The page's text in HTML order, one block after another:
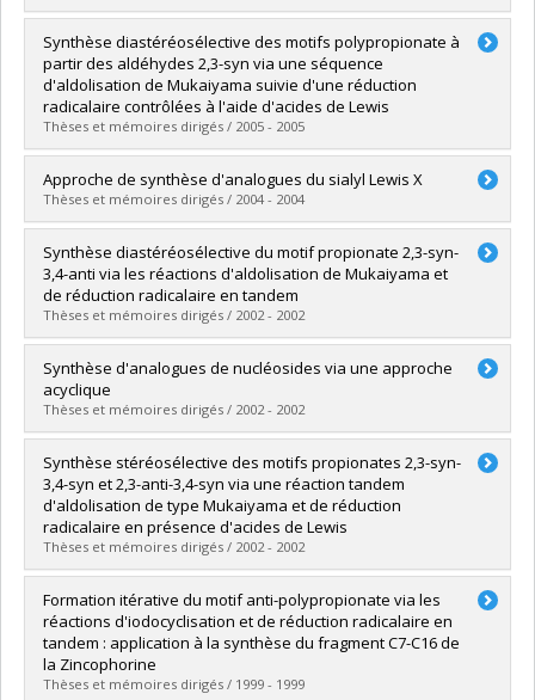
Diplômé(e) :Nguyen, Maud
Cycle :Maîtrise
Diplôme obtenu :M. Sc.
Lien vers le document dans Papyrus
Synthèse diastéréosélective des motifs polypropionate à
partir des aldéhydes 2,3-syn via une séquence
d'aldolisation de Mukaiyama suivie d'une réduction
radicalaire contrôlées à l'aide d'acides de Lewis
Thèses et mémoires dirigés / 2005 - 2005
Diplômé(e) : Brazeau, Jean-François
Cycle : Maîtrise
Diplôme obtenu :M. Sc.
Lien vers le document dans Papyrus
Approche de synthèse d'analogues du sialyl Lewis X
Thèses et mémoires dirigés / 2004 - 2004
Diplômé(e) :Jobin, Donald
Cycle :Maîtrise
Diplôme obtenu :M. Sc.
Lien vers le document dans Papyrus
Synthèse diastéréosélective du motif propionate 2,3-syn-
3,4-anti via les réactions d'aldolisation de Mukaiyama et
de réduction radicalaire en tandem
Thèses et mémoires dirigés / 2002 - 2002
Diplômé(e) :Houde, Karine
Cycle :Maîtrise
Diplôme obtenu :M. Sc.
Lien vers le document dans Papyrus
Synthèse d'analogues de nucléosides via une approche
acyclique
Thèses et mémoires dirigés / 2002 - 2002
Diplômé(e) :Gagnon, Marc
Cycle :Maîtrise
Diplôme obtenu :M. Sc.
Lien vers le document dans Papyrus
Synthèse stéréosélective des motifs propionates 2,3-syn-
3,4-syn et 2,3-anti-3,4-syn via une réaction tandem
d'aldolisation de type Mukaiyama et de réduction
radicalaire en présence d'acides de Lewis
Thèses et mémoires dirigés / 2002 - 2002
Diplômé(e) :Prévost, Michel
Cycle :Maîtrise
Diplôme obtenu :M. Sc.
Lien vers le document dans Papyrus
Formation itérative du motif anti-polypropionate via les
réactions d'iodocyclisation et de réduction radicalaire en
tandem : application à la synthèse du fragment C7-C16 de
la Zincophorine
Thèses et mémoires dirigés / 1999 - 1999